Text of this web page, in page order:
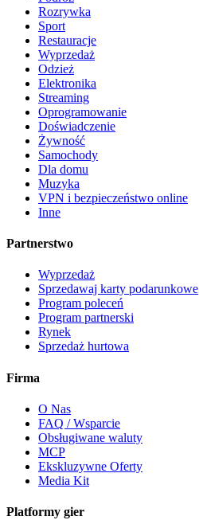
Rozrywka
Sport
Restauracje
Wyprzedaż
Odzież
Elektronika
Streaming
Oprogramowanie
Doświadczenie
Żywność
Samochody
Dla domu
Muzyka
VPN i bezpieczeństwo online
Inne
Partnerstwo
Wyprzedaż
Sprzedawaj karty podarunkowe
Program poleceń
Program partnerski
Rynek
Sprzedaż hurtowa
Firma
O Nas
FAQ / Wsparcie
Obsługiwane waluty
MCP
Ekskluzywne Oferty
Media Kit
Platformy gier